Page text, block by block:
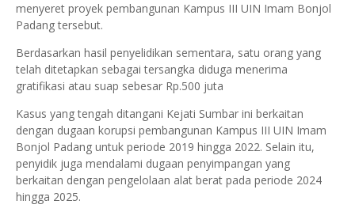
menyeret proyek pembangunan Kampus III UIN Imam Bonjol
Padang tersebut.
Berdasarkan hasil penyelidikan sementara, satu orang yang
telah ditetapkan sebagai tersangka diduga menerima
gratifikasi atau suap sebesar Rp.500 juta
Kasus yang tengah ditangani Kejati Sumbar ini berkaitan
dengan dugaan korupsi pembangunan Kampus III UIN Imam
Bonjol Padang untuk periode 2019 hingga 2022. Selain itu,
penyidik juga mendalami dugaan penyimpangan yang
berkaitan dengan pengelolaan alat berat pada periode 2024
hingga 2025.